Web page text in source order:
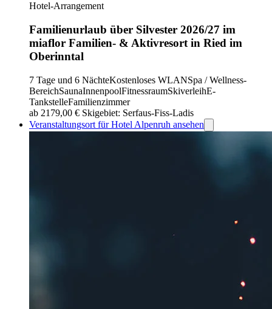
Hotel-Arrangement
Familienurlaub über Silvester 2026/27 im
miaflor Familien- & Aktivresort in Ried im
Oberinntal
7 Tage und 6 NächteKostenloses WLANSpa / Wellness-
BereichSaunaInnenpoolFitnessraumSkiverleihE-
TankstelleFamilienzimmer
ab 2179,00 € Skigebiet: Serfaus-Fiss-Ladis
Veranstaltungsort für Hotel Alpenruh ansehen